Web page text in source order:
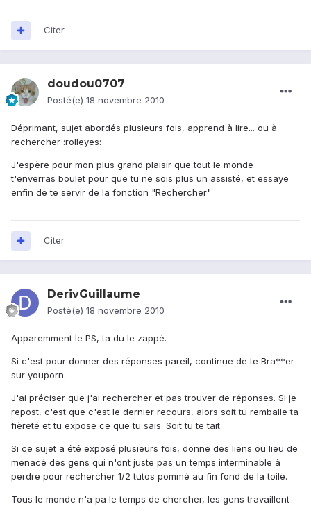
Citer
doudou0707
Posté(e) 18 novembre 2010
Déprimant, sujet abordés plusieurs fois, apprend à lire... ou à
rechercher :rolleyes:
J'espère pour mon plus grand plaisir que tout le monde
t'enverras boulet pour que tu ne sois plus un assisté, et essaye
enfin de te servir de la fonction "Rechercher"
Citer
DerivGuillaume
Posté(e) 18 novembre 2010
Apparemment le PS, ta du le zappé.
Si c'est pour donner des réponses pareil, continue de te Bra**er
sur youporn.
J'ai préciser que j'ai rechercher et pas trouver de réponses. Si je
repost, c'est que c'est le dernier recours, alors soit tu remballe ta
fièreté et tu expose ce que tu sais. Soit tu te tait.
Si ce sujet a été exposé plusieurs fois, donne des liens ou lieu de
menacé des gens qui n'ont juste pas un temps interminable à
perdre pour rechercher 1/2 tutos pommé au fin fond de la toile.
Tous le monde n'a pa le temps de chercher, les gens travaillent